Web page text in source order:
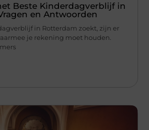
Beste Kinderdagverblijf in
en Antwoorden
in Rotterdam zoekt, zijn er
je rekening moet houden.